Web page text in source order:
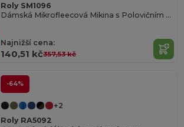
Roly SM1096
Dámská Mikrofleecová Mikina s Polovičním Zipem a Ochranným Límcem
Najnižší cena:
140,51 kč357,53 kč
-64%
+2
Roly RA5092